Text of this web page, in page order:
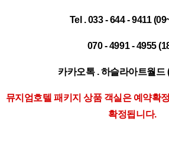
Tel . 033 - 644 - 9411
070 - 4991 - 4955
카카오톡. 하슬라아트월드
뮤지엄호텔 패키지 상품 객실은 예약확
확정됩니다.